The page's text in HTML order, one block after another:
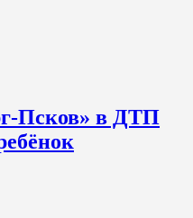
Псков» в ДТП